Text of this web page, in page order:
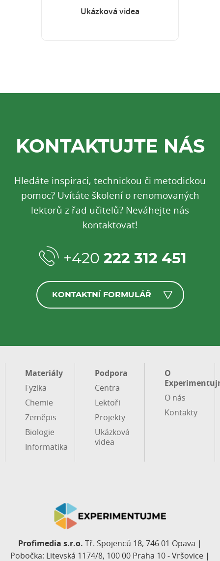
Ukázková videa
KONTAKTUJTE NÁS
Hledáte inspiraci, technickou či metodickou
pomoc? Uvítáte školení o renomovaných
lektorů z řad učitelů? Neváhejte nás
kontaktovat!
+420 222 312 451
KONTAKTNÍ FORMULÁŘ
Materiály
Fyzika
Chemie
Zeměpis
Biologie
Informatika
Podpora
Centra
Lektoři
Projekty
Ukázková
videa
O
O nás
Kontakty
Profimedia s.r.o. Tř. Spojenců 18, 746 01 Opava |
Pobočka: Litevská 1174/8, 100 00 Praha 10 - Vršovice |